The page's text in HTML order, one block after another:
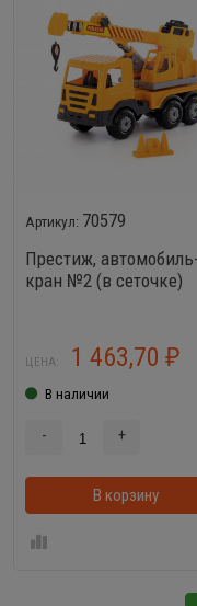
70579
Престиж, автомобиль-
кран №2 (в сеточке)
ЦЕНА: 1 463,70 ₽
В наличии
- +
В корзину